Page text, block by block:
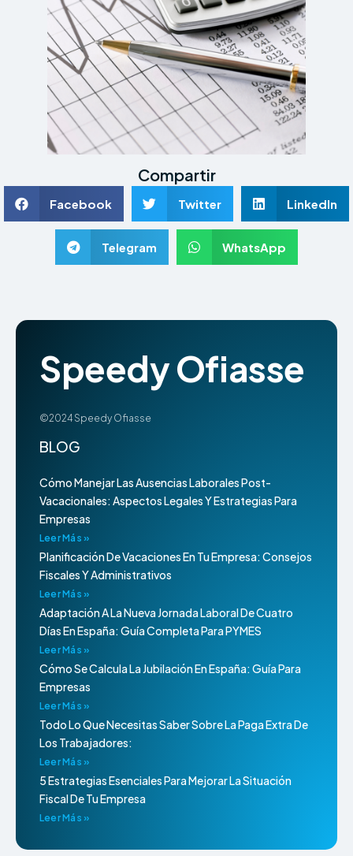
Compartir
Facebook Twitter LinkedIn
Telegram WhatsApp
Speedy Ofiasse
©2024 Speedy Ofiasse
BLOG
Cómo Manejar Las Ausencias Laborales Post-
Vacacionales: Aspectos Legales Y Estrategias Para
Empresas
Leer Más »
Planificación De Vacaciones En Tu Empresa: Consejos
Fiscales Y Administrativos
Leer Más »
Adaptación A La Nueva Jornada Laboral De Cuatro
Días En España: Guía Completa Para PYMES
Leer Más »
Cómo Se Calcula La Jubilación En España: Guía Para
Empresas
Leer Más »
Todo Lo Que Necesitas Saber Sobre La Paga Extra De
Los Trabajadores:
Leer Más »
5 Estrategias Esenciales Para Mejorar La Situación
Fiscal De Tu Empresa
Leer Más »